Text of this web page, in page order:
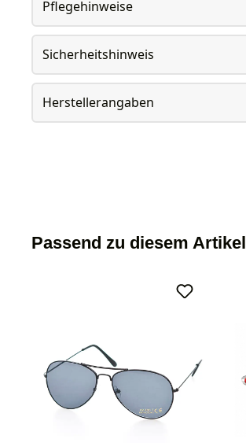
Pflegehinweise
Sicherheitshinweis
Herstellerangaben
Passend zu diesem Artikel